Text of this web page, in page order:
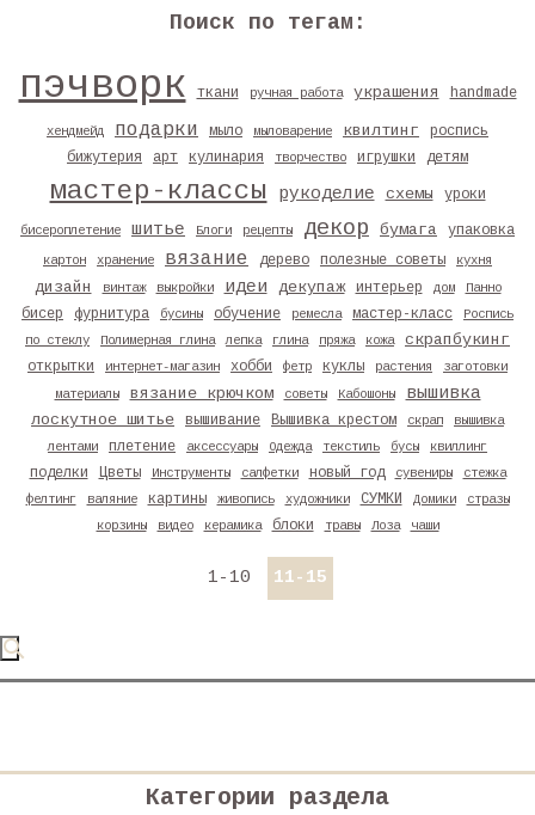
Поиск по тегам:
пэчворк ткани ручная работа украшения handmade
хендмейд подарки мыло мыловарение квилтинг
роспись
бижутерия
арт кулинария творчество игрушки детям
мастер-классы рукоделие схемы уроки
бисероплетение шитье Блоги рецепты декор бумага упаковка
картон хранение вязание дерево полезные советы кухня
дизайн винтаж выкройки идеи декупаж интерьер дом Панно
бисер фурнитура бусины обучение ремесла мастер-класс
Роспись
по стеклу
Полимерная глина лепка глина пряжа кожа скрапбукинг
открытки интернет-магазин хобби фетр куклы растения
заготовки
материалы
вязание крючком советы Кабошоны вышивка
лоскутное шитье вышивание Вышивка крестом скрап
вышивка
лентами
плетение аксессуары Одежда текстиль бусы квиллинг
поделки Цветы Инструменты салфетки новый год сувениры
стежка
фелтинг
валяние картины живопись художники СУМКИ Домики
стразы
корзины
видео керамика блоки травы Лоза чаши
1-10 11-15
Категории раздела